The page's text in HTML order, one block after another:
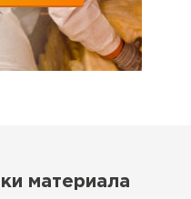
материала